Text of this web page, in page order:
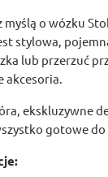
o wózku
stylowa,
lub przerzuć
akcesoria.
ekskluzywne
gotowe